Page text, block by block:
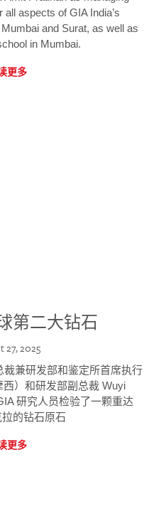
aspects of GIA India’s
and Surat, as well as
in Mumbai.
更多
第二大钻石
27, 2025
裁兼研发部和鉴定所首席执行
西）和研发部副总裁 Wuyi
研究人员检验了一颗重达
拉的钻石原石
更多